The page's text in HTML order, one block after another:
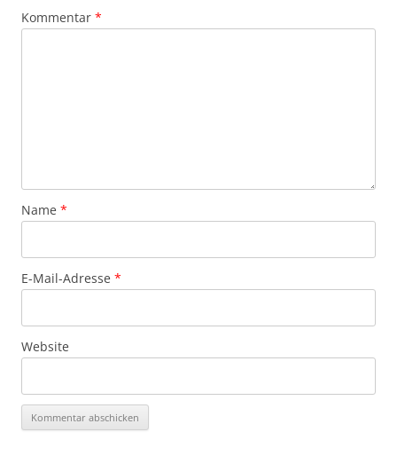
Kommentar *
Name *
E-Mail-Adresse *
Website